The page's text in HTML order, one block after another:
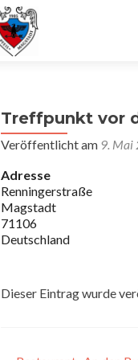
Treffpunkt vor
Veröffentlicht am 9. Mai
Adresse
Renningerstraße
Magstadt
71106
Deutschland
Dieser Eintrag wurde